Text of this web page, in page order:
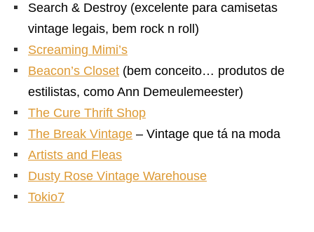
Search & Destroy (excelente para camisetas
vintage legais, bem rock n roll)
Screaming Mimi’s
Beacon’s Closet (bem conceito… produtos de
estilistas, como Ann Demeulemeester)
The Cure Thrift Shop
The Break Vintage – Vintage que tá na moda
Artists and Fleas
Dusty Rose Vintage Warehouse
Tokio7